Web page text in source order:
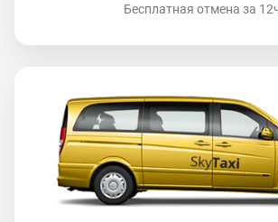
Бесплатная отмена за